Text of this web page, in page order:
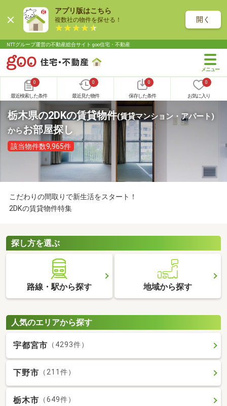
アプリ版はこちら
複数社の物件を探せる！ 開く
NTTグループ運営の不動産総合サイト goo住宅・不動産
0
最近検索した条件
0
最近見た物件
0
保存した条件
0
お気に入り
栃木県の2DKの賃貸物件(賃貸マンション・アパート)
からお部屋探し
該当物件数9,965件
こだわりの間取りで新生活をスタート！
2DKの賃貸物件特集
探し方を選ぶ
路線・駅から探す 地域から探す
人気のエリアから探す
宇都宮市 （4293件）
下野市 （211件）
栃木市 （649件）